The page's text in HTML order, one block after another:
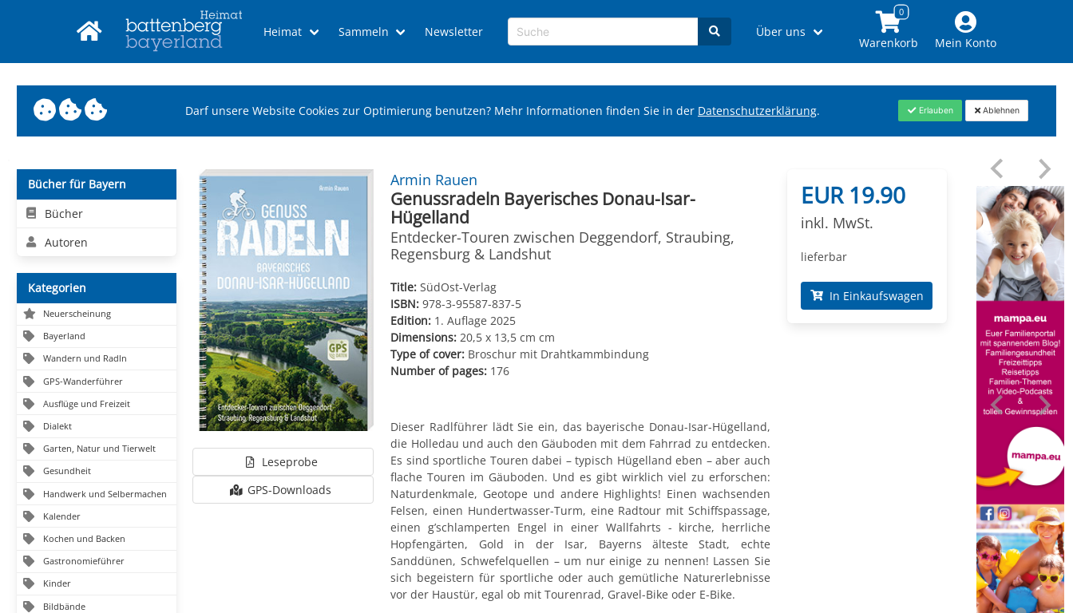
Heimat Sammeln Newsletter Über uns
Warenkorb Mein Konto
Darf unsere Website Cookies zur Optimierung benutzen? Mehr Informationen finden Sie in der Datenschutzerklärung. Erlauben Ablehnen
Bücher für Bayern
Bücher
Autoren
Kategorien
Neuerscheinung
Bayerland
Wandern und Radln
GPS-Wanderführer
Ausflüge und Freizeit
Dialekt
Garten, Natur und Tierwelt
Gesundheit
Handwerk und Selbermachen
Kalender
Kochen und Backen
Gastronomieführer
Kinder
Bildbände
Leseprobe
GPS-Downloads
Armin Rauen
Genussradeln Bayerisches Donau-Isar-
Hügelland
Entdecker-Touren zwischen Deggendorf, Straubing,
Regensburg & Landshut
Title: SüdOst-Verlag
ISBN: 978-3-95587-837-5
Edition: 1. Auflage 2025
Dimensions: 20,5 x 13,5 cm cm
Type of cover: Broschur mit Drahtkammbindung
Number of pages: 176
Dieser Radlführer lädt Sie ein, das bayerische Donau-Isar-Hügelland,
die Holledau und auch den Gäuboden mit dem Fahrrad zu entdecken.
Es sind sportliche Touren dabei – typisch Hügelland eben – aber auch
flache Touren im Gäuboden. Und es gibt wirklich viel zu erforschen:
Naturdenkmale, Geotope und andere Highlights! Einen wachsenden
Felsen, einen Hundertwasser-Turm, eine Radtour mit Schiffspassage,
einen g’schlamperten Engel in einer Wallfahrts - kirche, herrliche
Hopfengärten, Gold in der Isar, Bayerns älteste Stadt, echte
Sanddünen, Schwefelquellen – um nur einige zu nennen! Lassen Sie
sich begeistern für sportliche oder auch gemütliche Naturerlebnisse
vor der Haustür, egal ob mit Tourenrad, Gravel-Bike oder E-Bike.
EUR 19.90
inkl. MwSt.
lieferbar
In Einkaufswagen